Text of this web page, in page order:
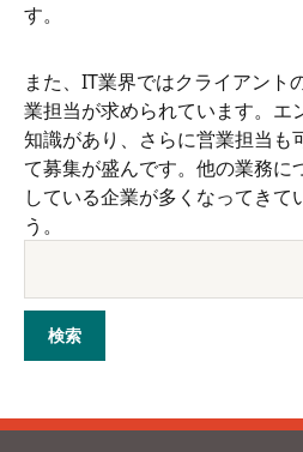
す。
また、IT業界ではクライアント
業担当が求められています。エ
知識があり、さらに営業担当も
て募集が盛んです。他の業務に
している企業が多くなってきて
う。